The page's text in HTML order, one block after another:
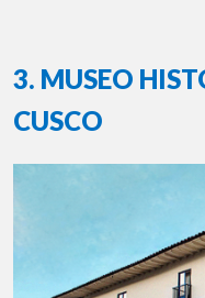
3. MUSEO
CUSCO